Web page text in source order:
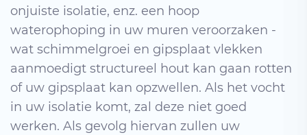
onjuiste isolatie, enz. een hoop
waterophoping in uw muren veroorzaken -
wat schimmelgroei en gipsplaat vlekken
aanmoedigt structureel hout kan gaan rotten
of uw gipsplaat kan opzwellen. Als het vocht
in uw isolatie komt, zal deze niet goed
werken. Als gevolg hiervan zullen uw